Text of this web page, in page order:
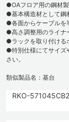
●OAフロア用の鋼材製
●基本構造材として鋼
●各面からケーブルを
●高さ調整用のライナ
●ラックを取り付ける
●特別仕様にてサイズ
さい。
類似製品名：基台
RKO-571045CB2